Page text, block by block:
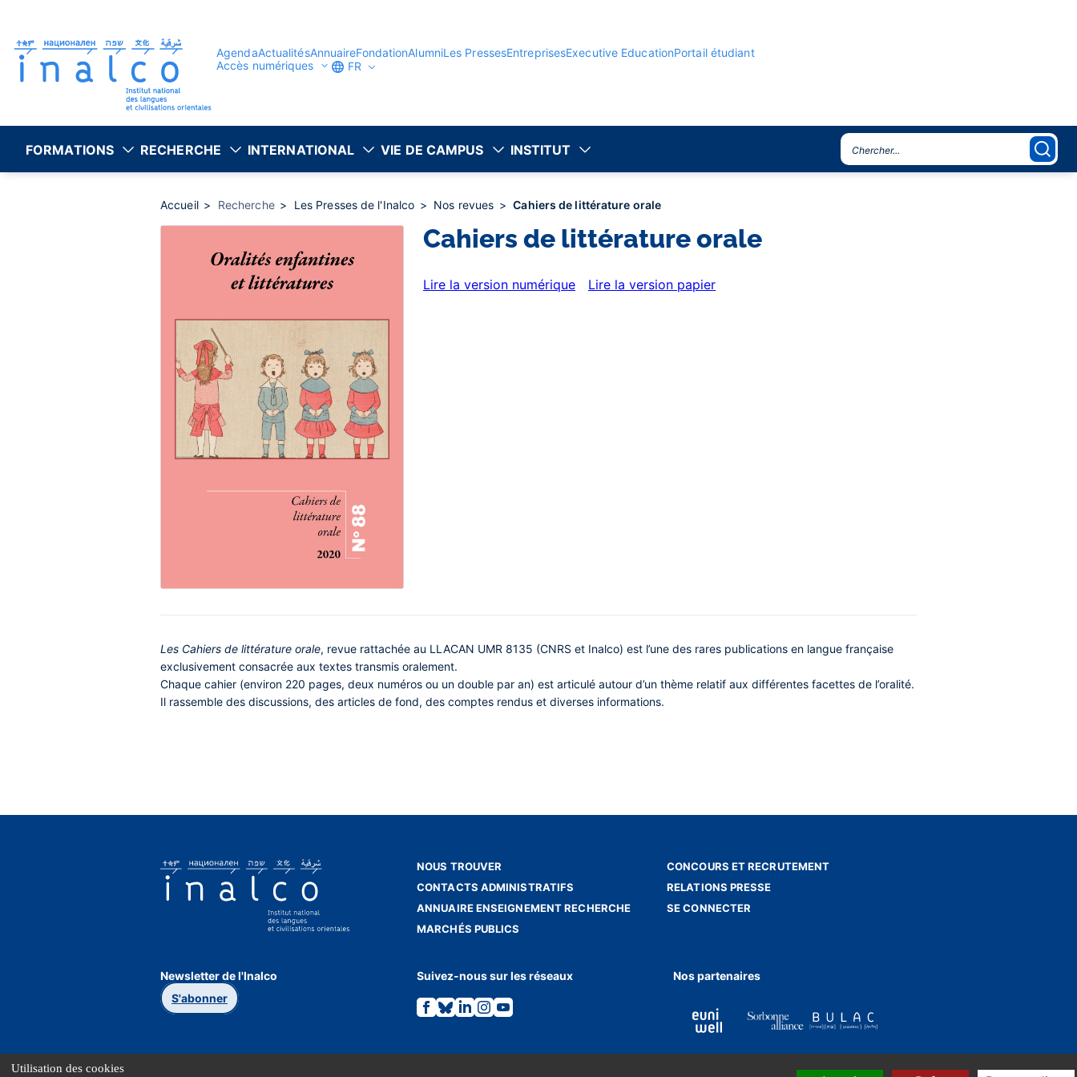
Utilisation des cookies
principal
AgendaActualitésAnnuaireFondationAlumniLes PressesEntreprisesExecutive EducationPortail étudiant
Accès numériques
FR
FORMATIONS RECHERCHE INTERNATIONAL VIE DE CAMPUS INSTITUT
Accueil Recherche Les Presses de l'Inalco Nos revues Cahiers de littérature orale
Cahiers de littérature orale
Lire la version numérique Lire la version papier
Contenu
central
Les Cahiers de littérature orale, revue rattachée au LLACAN UMR 8135 (CNRS et Inalco) est l’une des rares publications en langue française
exclusivement consacrée aux textes transmis oralement.
Chaque cahier (environ 220 pages, deux numéros ou un double par an) est articulé autour d’un thème relatif aux différentes facettes de l’oralité.
Il rassemble des discussions, des articles de fond, des comptes rendus et diverses informations.
NOUS TROUVER
CONTACTS ADMINISTRATIFS
ANNUAIRE ENSEIGNEMENT RECHERCHE
MARCHÉS PUBLICS
CONCOURS ET RECRUTEMENT
RELATIONS PRESSE
SE CONNECTER
Newsletter de l'Inalco
S'abonner
Suivez-nous sur les réseaux
Lien
vers
Facebook.
Lien
vers
Bluesky.
Lien
vers
Linkedin.
Lien
vers
Instagram.
Lien
vers
Youtube.
Nos partenaires